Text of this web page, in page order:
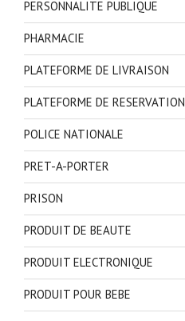
PERSONNALITE PUBLIQUE
PHARMACIE
PLATEFORME DE LIVRAISON
PLATEFORME DE RESERVATION
POLICE NATIONALE
PRET-A-PORTER
PRISON
PRODUIT DE BEAUTE
PRODUIT ELECTRONIQUE
PRODUIT POUR BEBE